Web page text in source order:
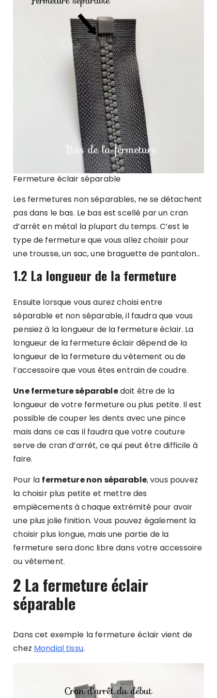
Fermeture éclair séparable
Les fermetures non séparables, ne se détachent
pas dans le bas. Le bas est scellé par un cran
d’arrêt en métal la plupart du temps. C’est le
type de fermeture que vous allez choisir pour
une trousse, un sac, une braguette de pantalon…
1.2 La longueur de la fermeture
Ensuite lorsque vous aurez choisi entre
séparable et non séparable, il faudra que vous
pensiez à la longueur de la fermeture éclair. La
longueur de la fermeture éclair dépend de la
longueur de la fermeture du vêtement ou de
l’accessoire que vous êtes entrain de coudre.
Une fermeture séparabledoit être de la
longueur de votre fermeture ou plus petite. Il est
possible de couper les dents avec une pince
mais dans ce cas il faudra que votre couture
serve de cran d’arrêt, ce qui peut être difficile à
faire.
Pour la fermeture non séparable, vous pouvez
la choisir plus petite et mettre des
empiècements à chaque extrémité pour avoir
une plus jolie finition. Vous pouvez également la
choisir plus longue, mais une partie de la
fermeture sera donc libre dans votre accessoire
ou vêtement.
2 La fermeture éclair
séparable
Dans cet exemple la fermeture éclair vient de
chez Mondial tissu.